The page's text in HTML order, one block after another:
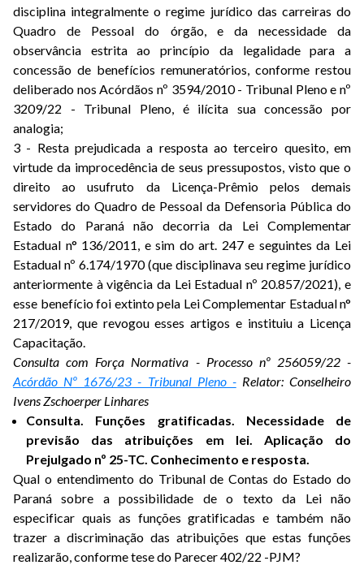
disciplina integralmente o regime jurídico das carreiras do
Quadro de Pessoal do órgão, e da necessidade da
observância estrita ao princípio da legalidade para a
concessão de benefícios remuneratórios, conforme restou
deliberado nos Acórdãos nº 3594/2010 - Tribunal Pleno e nº
3209/22 - Tribunal Pleno, é ilícita sua concessão por
analogia;
3 - Resta prejudicada a resposta ao terceiro quesito, em
virtude da improcedência de seus pressupostos, visto que o
direito ao usufruto da Licença-Prêmio pelos demais
servidores do Quadro de Pessoal da Defensoria Pública do
Estado do Paraná não decorria da Lei Complementar
Estadual n° 136/2011, e sim do art. 247 e seguintes da Lei
Estadual nº 6.174/1970 (que disciplinava seu regime jurídico
anteriormente à vigência da Lei Estadual nº 20.857/2021), e
esse benefício foi extinto pela Lei Complementar Estadual n°
217/2019, que revogou esses artigos e instituiu a Licença
Capacitação.
Consulta com Força Normativa - Processo nº 256059/22 -
Acórdão Nº 1676/23 - Tribunal Pleno -Relator: Conselheiro
Ivens Zschoerper Linhares
Consulta. Funções gratificadas. Necessidade de
previsão das atribuições em lei. Aplicação do
Prejulgado nº 25-TC. Conhecimento e resposta.
Qual o entendimento do Tribunal de Contas do Estado do
Paraná sobre a possibilidade de o texto da Lei não
especificar quais as funções gratificadas e também não
trazer a discriminação das atribuições que estas funções
realizarão, conforme tese do Parecer 402/22 -PJM?